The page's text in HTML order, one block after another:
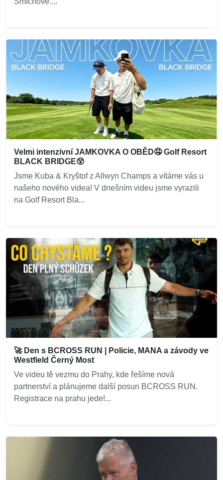
Velmi intenzivní JAMKOVKA O OBĚD🤤 Golf Resort
BLACK BRIDGE😵
Jsme Kuba & Kryštof z Allwyn Champs a vítáme vás u
našeho nového videa! V dnešním videu jsme vyrazili
na Golf Resort Bla...
🚀 Den s BCROSS RUN | Policie, MANA a závody ve
Westfield Černý Most
Ve videu tě vezmu do Prahy, kde řešíme nová
partnerství a plánujeme další posun BCROSS RUN.
Registrace na prahu jede!...